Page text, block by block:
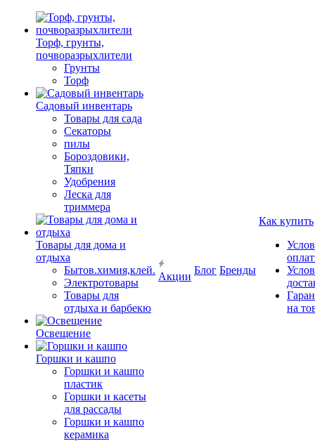
Торф, грунты,
почворазрыхлители
Грунты
Торф
Садовый инвентарь
Товары для сада
Секаторы
пилы
Бороздовики,
Тяпки
Удобрения
Леска для
триммера
Товары для дома и
отдыха
Бытов.химия,клей.
Электротовары
Товары для
отдыха и барбекю
Освещение
Горшки и кашпо
Горшки и кашпо
пластик
Горшки и касеты
для рассады
Горшки и кашпо
керамика
Акции
Блог Бренды
Как купить
на